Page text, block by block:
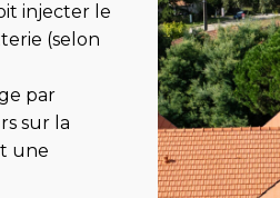
injecter le
(selon
par
sur la
une